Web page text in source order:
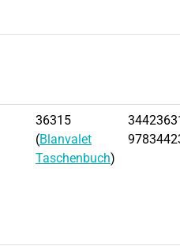
36315
(Blanvalet
Taschenbuch)